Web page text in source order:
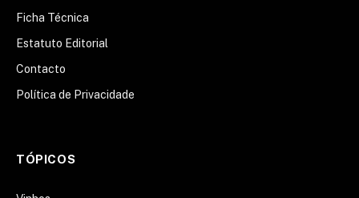
Ficha Técnica
Estatuto Editorial
Contacto
Política de Privacidade
TÓPICOS